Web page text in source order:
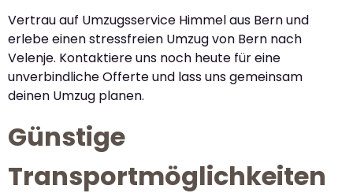
Vertrau auf Umzugsservice Himmel aus Bern und
erlebe einen stressfreien Umzug von Bern nach
Velenje. Kontaktiere uns noch heute für eine
unverbindliche Offerte und lass uns gemeinsam
deinen Umzug planen.
Günstige
Transportmöglichkeiten